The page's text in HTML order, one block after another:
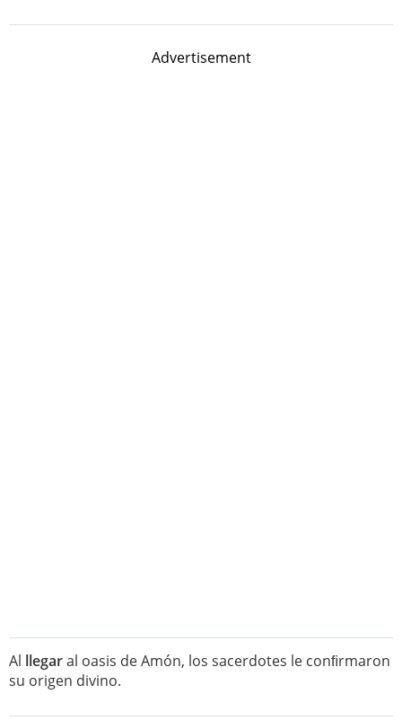
Advertisement
Al llegaral oasis de Amón, los sacerdotes le conﬁrmaron
su origen divino.